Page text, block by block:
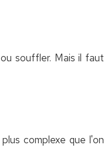
souffler. Mais il faut
complexe que l'on